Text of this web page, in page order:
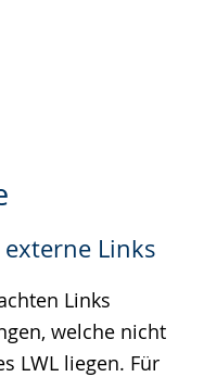
Links
Links
welche nicht
LWL liegen. Für